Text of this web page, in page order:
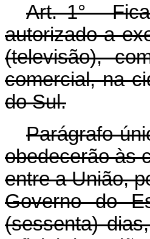
Art.1° - Fica
autorizado a
(televisão),
comercial, na
do Sul.
Parágrafo
obedecerão às
entre a União,
Governo do
(sessenta)